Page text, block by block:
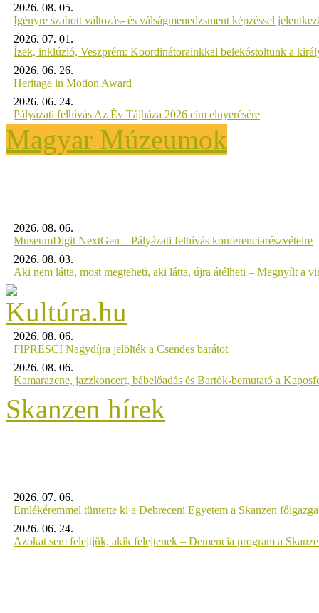
2026. 08. 05.
Igényre szabott változás- és válságmenedzsment képzéssel
2026. 07. 01.
Ízek, inklúzió, Veszprém: Koordinátorainkkal belekóstoltunk a
2026. 06. 26.
Heritage in Motion Award
2026. 06. 24.
Pályázati felhívás Az Év Tájháza 2026 cím elnyerésére
Magyar Múzeumok
2026. 08. 06.
MuseumDigit NextGen – Pályázati felhívás konferenciarészvételre
2026. 08. 03.
Aki nem látta, most megteheti, aki látta, újra átélheti – Megnyílt a
2026. 08. 06.
FIPRESCI Nagydíjra jelölték a Csendes barátot
2026. 08. 06.
Kamarazene, jazzkoncert, bábelőadás és Bartók-bemutató a
Skanzen hírek
2026. 07. 06.
Emlékéremmel tüntette ki a Debreceni Egyetem a Skanzen
2026. 06. 24.
Azokat sem felejtjük, akik felejtenek – Demencia program a